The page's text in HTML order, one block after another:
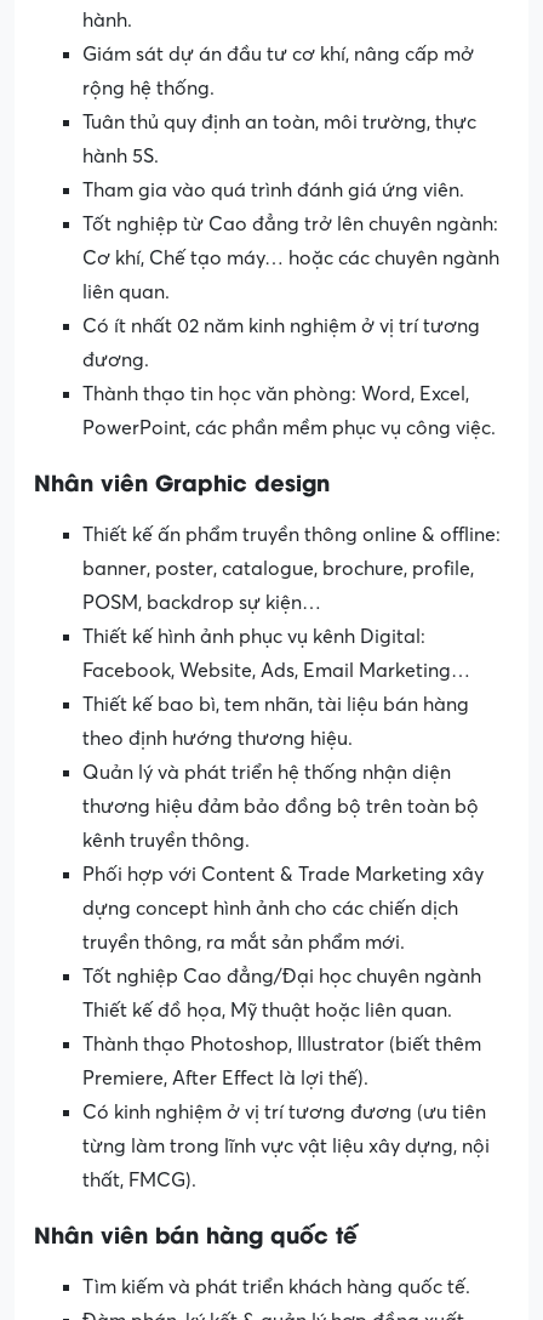
hành.
Giám sát dự án đầu tư cơ khí, nâng cấp mở
rộng hệ thống.
Tuân thủ quy định an toàn, môi trường, thực
hành 5S.
Tham gia vào quá trình đánh giá ứng viên.
Tốt nghiệp từ Cao đẳng trở lên chuyên ngành:
Cơ khí, Chế tạo máy… hoặc các chuyên ngành
liên quan.
Có ít nhất 02 năm kinh nghiệm ở vị trí tương
đương.
Thành thạo tin học văn phòng: Word, Excel,
PowerPoint, các phần mềm phục vụ công việc.
Nhân viên Graphic design
Thiết kế ấn phẩm truyền thông online & offline:
banner, poster, catalogue, brochure, profile,
POSM, backdrop sự kiện…
Thiết kế hình ảnh phục vụ kênh Digital:
Facebook, Website, Ads, Email Marketing…
Thiết kế bao bì, tem nhãn, tài liệu bán hàng
theo định hướng thương hiệu.
Quản lý và phát triển hệ thống nhận diện
thương hiệu đảm bảo đồng bộ trên toàn bộ
kênh truyền thông.
Phối hợp với Content & Trade Marketing xây
dựng concept hình ảnh cho các chiến dịch
truyền thông, ra mắt sản phẩm mới.
Tốt nghiệp Cao đẳng/Đại học chuyên ngành
Thiết kế đồ họa, Mỹ thuật hoặc liên quan.
Thành thạo Photoshop, Illustrator (biết thêm
Premiere, After Effect là lợi thế).
Có kinh nghiệm ở vị trí tương đương (ưu tiên
từng làm trong lĩnh vực vật liệu xây dựng, nội
thất, FMCG).
Nhân viên bán hàng quốc tế
Tìm kiếm và phát triển khách hàng quốc tế.